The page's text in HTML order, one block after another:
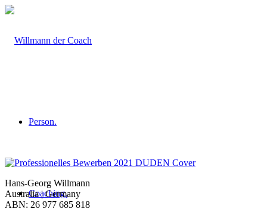
Person.
Coaching.
Hans-Georg Willmann
Australia | Germany
ABN: 26 977 685 818